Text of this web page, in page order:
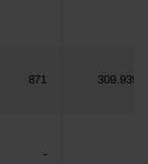
871 309.939
-